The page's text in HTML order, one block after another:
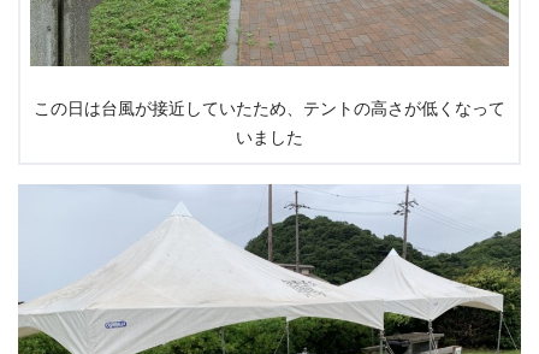
この日は台風が接近していたため、テントの高さが低くなって
いました